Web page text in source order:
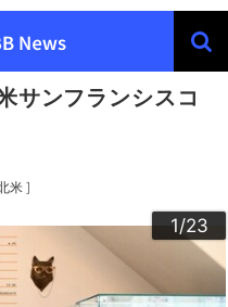
サンフランシスコ
米 ]
1/23
2/23
3/23
4/23
5/23
6/23
7/23
8/23
9/23
10/23
11/23
12/23
13/23
14/23
15/23
16/23
17/23
18/23
19/23
20/23
21/23
22/23
23/23